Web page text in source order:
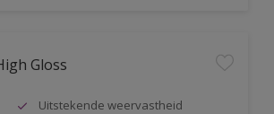
Gloss
Uitstekende weervastheid